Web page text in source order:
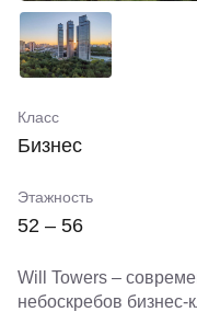
Класс
Бизнес
Этажность
52 – 56
Will Towers –
небоскребов